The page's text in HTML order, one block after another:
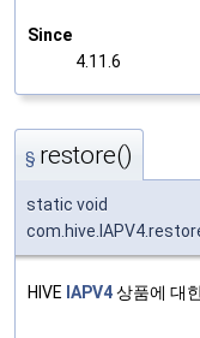
Since
4.11.6
§ restore()
static void
HIVE IAPV4상품에 대